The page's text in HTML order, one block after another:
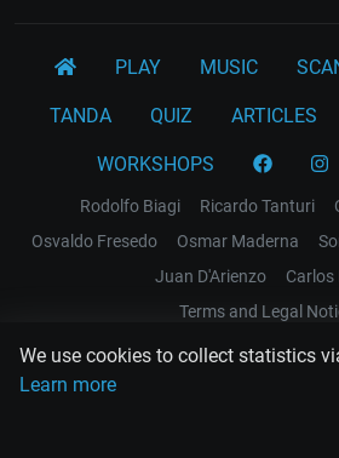
We use cookies to collect statistics
Learn more
PLAY MUSIC
TANDA QUIZ ARTICLES
WORKSHOPS
Rodolfo Biagi Ricardo Tanturi
Osvaldo Fresedo
Osmar Maderna
Juan D'Arienzo
Carlos
Terms and Legal